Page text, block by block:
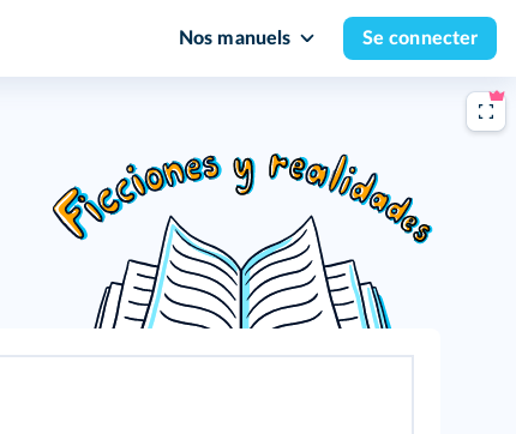
Nos manuels Se connecter